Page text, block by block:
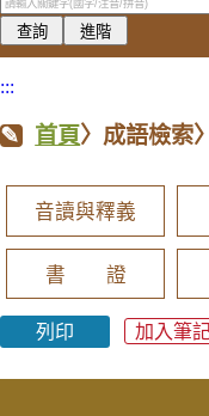
:::
首頁〉成語檢索
音讀與釋義
書 證
列印 加入筆